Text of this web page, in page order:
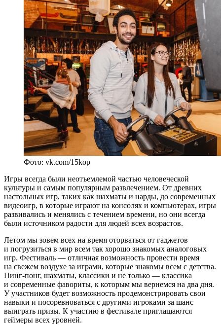
Фото: vk.com/15kop
Игры всегда были неотъемлемой частью человеческой
культуры и самым популярным развлечением. От древних
настольных игр, таких как шахматы и нарды, до современных
видеоигр, в которые играют на консолях и компьютерах, игры
развивались и менялись с течением времени, но они всегда
были источником радости для людей всех возрастов.
Летом мы зовем всех на время оторваться от гаджетов
и погрузиться в мир всем так хорошо знакомых аналоговых
игр. Фестиваль — отличная возможность провести время
на свежем воздухе за играми, которые знакомы всем с детства.
Пинг-понг, шахматы, классики и не только — классика
и современные фавориты, к которым мы вернемся на два дня.
У участников будет возможность продемонстрировать свои
навыки и посоревноваться с другими игроками за шанс
выиграть призы. К участию в фестивале приглашаются
геймеры всех уровней.